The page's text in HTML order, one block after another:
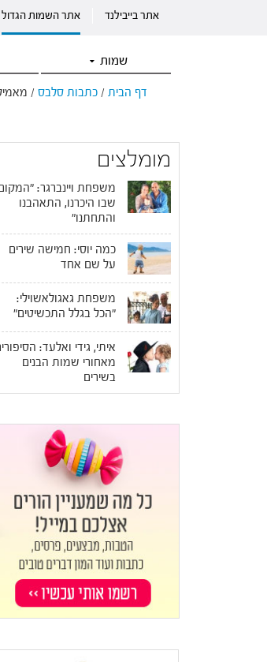
אתר בייבילנד אתר השמות הגדול
שמות
דף הבית / כתבות סלבס /
מומלצים
משפחת ויינברגר:
שבו היכרנו, התאהבנו
והתחתנו"
כמה יוסי: חמישה שירים
על שם אחד
משפחת גאגולאשוילי:
"הכל בגלל התכשיטים"
איתי, גידי ואלעד:
מאחורי שמות הבנים
בשירים